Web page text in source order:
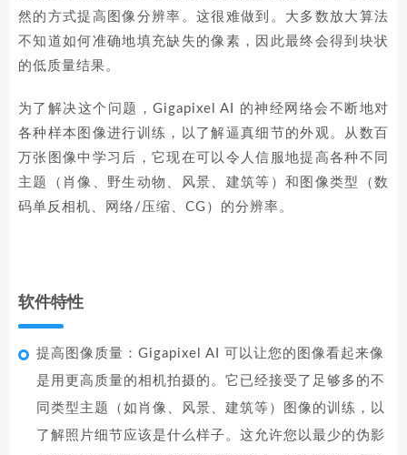
然的方式提高图像分辨率。这很难做到。大多数放大算法
不知道如何准确地填充缺失的像素，因此最终会得到块状
的低质量结果。
为了解决这个问题，Gigapixel AI 的神经网络会不断地对
各种样本图像进行训练，以了解逼真细节的外观。从数百
万张图像中学习后，它现在可以令人信服地提高各种不同
主题（肖像、野生动物、风景、建筑等）和图像类型（数
码单反相机、网络/压缩、CG）的分辨率。
软件特性
提高图像质量：Gigapixel AI 可以让您的图像看起来像
是用更高质量的相机拍摄的。它已经接受了足够多的不
同类型主题（如肖像、风景、建筑等）图像的训练，以
了解照片细节应该是什么样子。这允许您以最少的伪影